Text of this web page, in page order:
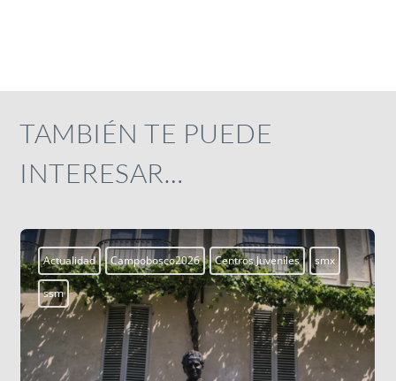
TAMBIÉN TE PUEDE
INTERESAR…
Actualidad Campobosco2026 Centros Juveniles smx
ssm